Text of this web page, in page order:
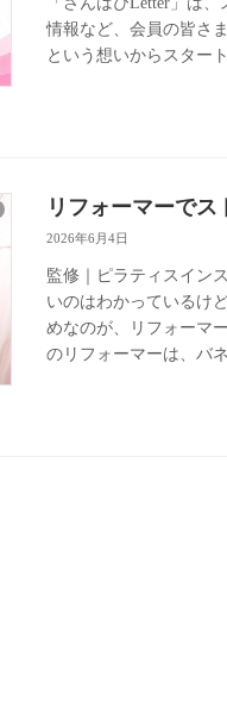
情報など、会員の皆さ
という想いからスター
リフォーマーでス
2026年6月4日
監修｜ピラティスイン
いのはわかっているけ
めなのが、リフォーマ
のリフォーマーは、バ